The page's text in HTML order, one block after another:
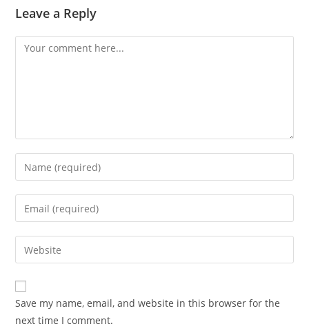
Leave a Reply
Comment
Enter
your
name
comment
Enter
your
email
address
comment
Enter
your
website
URL
(optional)
Save my name, email, and website in this browser for the
next time I comment.